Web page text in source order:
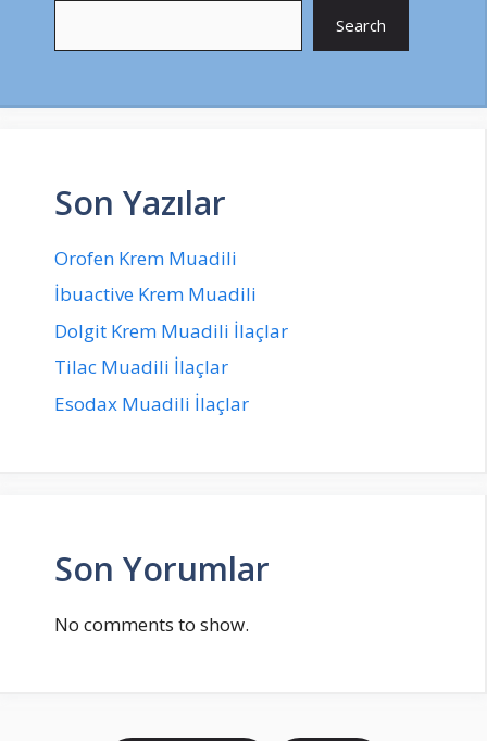
Search
Son Yazılar
Orofen Krem Muadili
İbuactive Krem Muadili
Dolgit Krem Muadili İlaçlar
Tilac Muadili İlaçlar
Esodax Muadili İlaçlar
Son Yorumlar
No comments to show.